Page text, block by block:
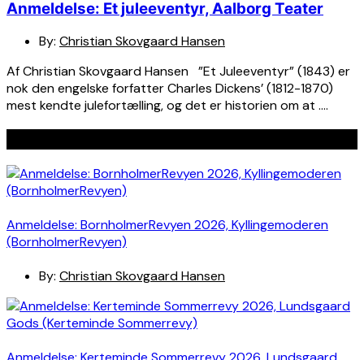
Anmeldelse: Et juleeventyr, Aalborg Teater
By: Christian Skovgaard Hansen
Af Christian Skovgaard Hansen ”Et Juleeventyr” (1843) er
nok den engelske forfatter Charles Dickens’ (1812-1870)
mest kendte julefortælling, og det er historien om at ….
Anmeldelse: BornholmerRevyen 2026, Kyllingemoderen
(BornholmerRevyen)
By: Christian Skovgaard Hansen